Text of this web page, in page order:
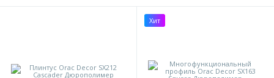
Хит